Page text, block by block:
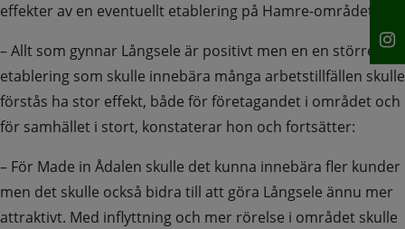
effekter av en eventuellt etablering på Hamre-området.
– Allt som gynnar Långsele är positivt men en en större
etablering som skulle innebära många arbetstillfällen skulle
förstås ha stor effekt, både för företagandet i området och
för samhället i stort, konstaterar hon och fortsätter:
– För Made in Ådalen skulle det kunna innebära fler kunder
men det skulle också bidra till att göra Långsele ännu mer
attraktivt. Med inflyttning och mer rörelse i området skulle